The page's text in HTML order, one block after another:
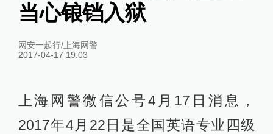
当心锒铛入狱
网安一起行/上海网警
2017-04-17 19:03
上海网警微信公号4月17日消息，
2017年4月22日是全国英语专业四级